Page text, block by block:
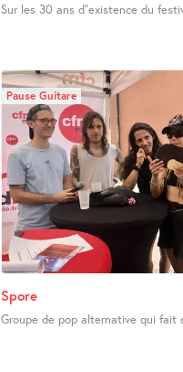
Sur les 30 ans d’’existence du
Pause Guitare
Spore
Groupe de pop alternative qui fait